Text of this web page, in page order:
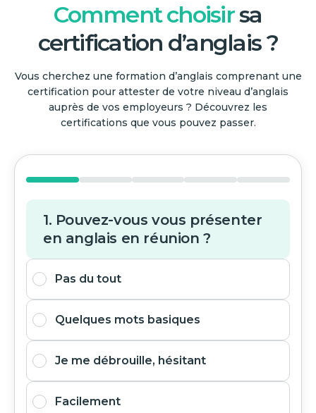
Comment choisirsa
certification d’anglais ?
Vous cherchez une formation d’anglais comprenant une
certification pour attester de votre niveau d’anglais
auprès de vos employeurs ? Découvrez les
certifications que vous pouvez passer.
1. Pouvez-vous vous présenter
en anglais en réunion ?
Pas du tout
Quelques mots basiques
Je me débrouille, hésitant
Facilement